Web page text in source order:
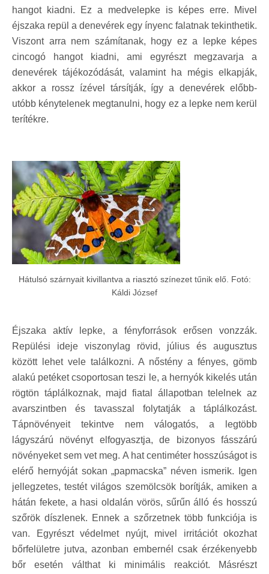
hangot kiadni. Ez a medvelepke is képes erre. Mivel
éjszaka repül a denevérek egy ínyenc falatnak tekinthetik.
Viszont arra nem számítanak, hogy ez a lepke képes
cincogó hangot kiadni, ami egyrészt megzavarja a
denevérek tájékozódását, valamint ha mégis elkapják,
akkor a rossz ízével társítják, így a denevérek előbb-
utóbb kénytelenek megtanulni, hogy ez a lepke nem kerül
terítékre.
Hátulsó szárnyait kivillantva a riasztó színezet tűnik elő. Fotó:
Káldi József
Éjszaka aktív lepke, a fényforrások erősen vonzzák.
Repülési ideje viszonylag rövid, július és augusztus
között lehet vele találkozni. A nőstény a fényes, gömb
alakú petéket csoportosan teszi le, a hernyók kikelés után
rögtön táplálkoznak, majd fiatal állapotban telelnek az
avarszintben és tavasszal folytatják a táplálkozást.
Tápnövényeit tekintve nem válogatós, a legtöbb
lágyszárú növényt elfogyasztja, de bizonyos fásszárú
növényeket sem vet meg. A hat centiméter hosszúságot is
elérő hernyóját sokan „papmacska” néven ismerik. Igen
jellegzetes, testét világos szemölcsök borítják, amiken a
hátán fekete, a hasi oldalán vörös, sűrűn álló és hosszú
szőrök díszlenek. Ennek a szőrzetnek több funkciója is
van. Egyrészt védelmet nyújt, mivel irritációt okozhat
bőrfelületre jutva, azonban embernél csak érzékenyebb
bőr esetén válthat ki minimális reakciót. Másrészt